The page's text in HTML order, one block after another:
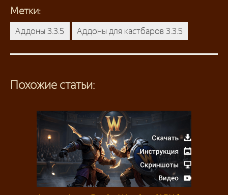
Метки:
Аддоны 3.3.5 Аддоны для кастбаров 3.3.5
Похожие статьи: